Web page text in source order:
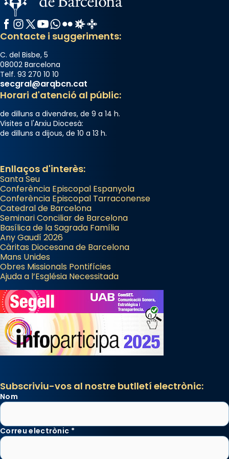
Facebook
Instagram
X / Twitter
YouTube
WhatsApp
FlickrRadio Estel
Catalunya Cristiana
Contacte i suggeriments:
C. del Bisbe, 5
08002 Barcelona
Telf. 93 270 10 10
secgral@arqbcn.cat
Horari d'atenció al públic:
de dilluns a divendres, de 9 a 14 h.
Visites a l'Arxiu Diocesà:
de dilluns a dijous, de 10 a 13 h.
Enllaços d'interès:
Santa Seu
Conferència Episcopal Espanyola
Conferència Episcopal Tarraconense
Catedral de Barcelona
Seminari Conciliar de Barcelona
Basílica de la Sagrada Família
Any Gaudí 2026
Càritas Diocesana de Barcelona
Mans Unides
Obres Missionals Pontifícies
Ajuda a l’Església Necessitada
Subscriviu-vos al nostre butlletí electrònic:
Nom
Correu electrònic *